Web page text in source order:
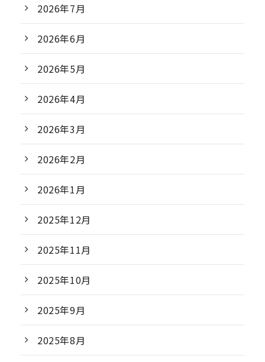
2026年7月
2026年6月
2026年5月
2026年4月
2026年3月
2026年2月
2026年1月
2025年12月
2025年11月
2025年10月
2025年9月
2025年8月